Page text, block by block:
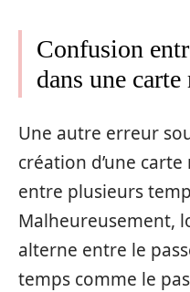
Confusion
dans une
Une autre erreur
création d’une
entre plusieurs
Malheureusement,
alterne entre le
temps comme le